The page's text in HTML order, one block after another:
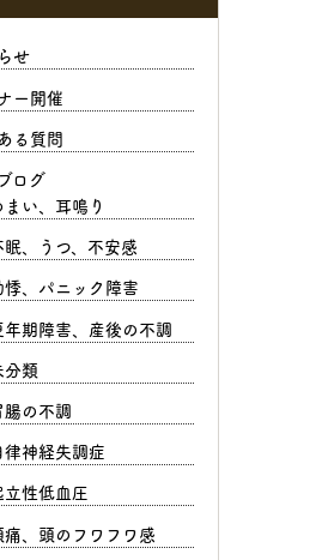
せ
ー開催
る質問
ログ
まい、耳鳴り
眠、うつ、不安感
悸、パニック障害
年期障害、産後の不調
分類
腸の不調
律神経失調症
立性低血圧
痛、頭のフワフワ感